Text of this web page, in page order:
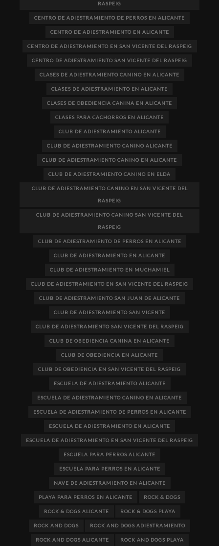
RASPEIG
CENTRO DE ADIESTRAMIENTO DE PERROS EN ALICANTE
CENTRO DE ADIESTRAMIENTO EN ALICANTE
CENTRO DE ADIESTRAMIENTO EN SAN VICENTE DEL RASPEIG
CENTRO DE ADIESTRAMIENTO SAN VICENTE DEL RASPEIG
CLASES DE ADIESTRAMIENTO CANINO EN ALICANTE
CLASES DE ADIESTRAMIENTO EN ALICANTE
CLASES DE OBEDIENCIA CANINA EN ALICANTE
CLASES PARA CACHORROS EN ALICANTE
CLUB DE ADIESTRAMIENTO ALICANTE
CLUB DE ADIESTRAMIENTO CANINO ALICANTE
CLUB DE ADIESTRAMIENTO CANINO EN ALICANTE
CLUB DE ADIESTRAMIENTO CANINO EN ELDA
CLUB DE ADIESTRAMIENTO CANINO EN SAN VICENTE DEL
RASPEIG
CLUB DE ADIESTRAMIENTO CANINO SAN VICENTE DEL
RASPEIG
CLUB DE ADIESTRAMIENTO DE PERROS EN ALICANTE
CLUB DE ADIESTRAMIENTO EN ALICANTE
CLUB DE ADIESTRAMIENTO EN MUCHAMIEL
CLUB DE ADIESTRAMIENTO EN SAN VICENTE DEL RASPEIG
CLUB DE ADIESTRAMIENTO SAN JUAN DE ALICANTE
CLUB DE ADIESTRAMIENTO SAN VICENTE
CLUB DE ADIESTRAMIENTO SAN VICENTE DEL RASPEIG
CLUB DE OBEDIENCIA CANINA EN ALICANTE
CLUB DE OBEDIENCIA EN ALICANTE
CLUB DE OBEDIENCIA EN SAN VICENTE DEL RASPEIG
ESCUELA DE ADIESTRAMIENTO ALICANTE
ESCUELA DE ADIESTRAMIENTO CANINO EN ALICANTE
ESCUELA DE ADIESTRAMIENTO DE PERROS EN ALICANTE
ESCUELA DE ADIESTRAMIENTO EN ALICANTE
ESCUELA DE ADIESTRAMIENTO EN SAN VICENTE DEL RASPEIG
ESCUELA PARA PERROS ALICANTE
ESCUELA PARA PERROS EN ALICANTE
NAVE DE ADIESTRAMIENTO EN ALICANTE
PLAYA PARA PERROS EN ALICANTE ROCK & DOGS
ROCK & DOGS ALICANTE ROCK & DOGS PLAYA
ROCK AND DOGS ROCK AND DOGS ADIESTRAMIENTO
ROCK AND DOGS ALICANTE ROCK AND DOGS PLAYA